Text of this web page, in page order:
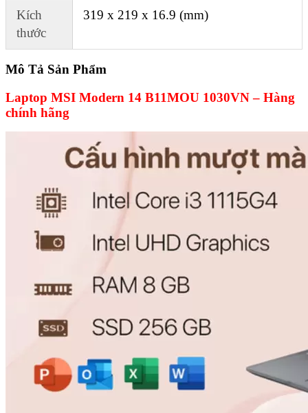
Kích
thước
319 x 219 x 16.9 (mm)
Mô Tả Sản Phẩm
Laptop MSI Modern 14 B11MOU 1030VN – Hàng
chính hãng